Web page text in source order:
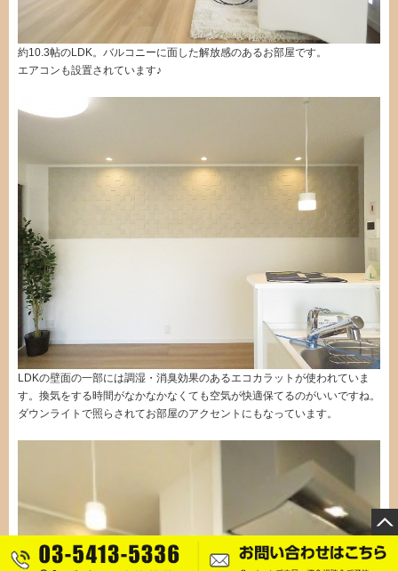
約10.3帖のLDK。バルコニーに面した解放感のあるお部屋です。
エアコンも設置されています♪
LDKの壁面の一部には調湿・消臭効果のあるエコカラットが使われていま
す。換気をする時間がなかなかなくても空気が快適保てるのがいいですね。
ダウンライトで照らされてお部屋のアクセントにもなっています。